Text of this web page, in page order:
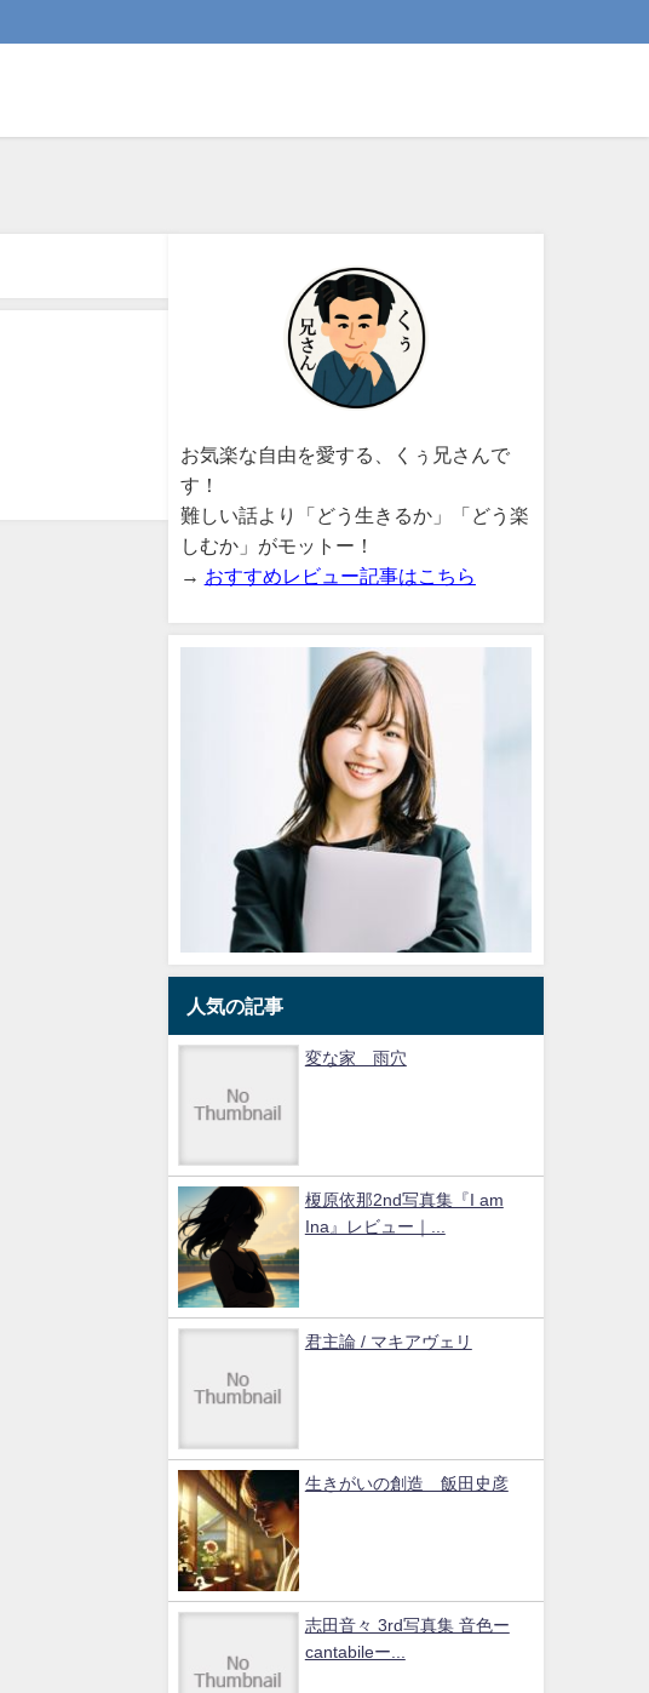
お気楽な自由を愛する、くぅ兄さんで
す！
難しい話より「どう生きるか」「どう楽
しむか」がモットー！
→ おすすめレビュー記事はこちら
人気の記事
変な家 雨穴
榎原依那2nd写真集『I am
Ina』レビュー｜...
君主論 / マキアヴェリ
生きがいの創造 飯田史彦
志田音々 3rd写真集 音色ー
cantabileー...